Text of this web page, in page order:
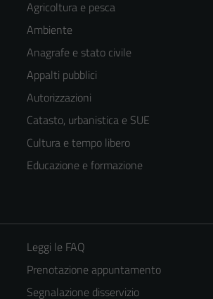
Agricoltura e pesca
Ambiente
Anagrafe e stato civile
Appalti pubblici
Autorizzazioni
Catasto, urbanistica e SUE
Cultura e tempo libero
Educazione e formazione
Leggi le FAQ
Prenotazione appuntamento
Segnalazione disservizio